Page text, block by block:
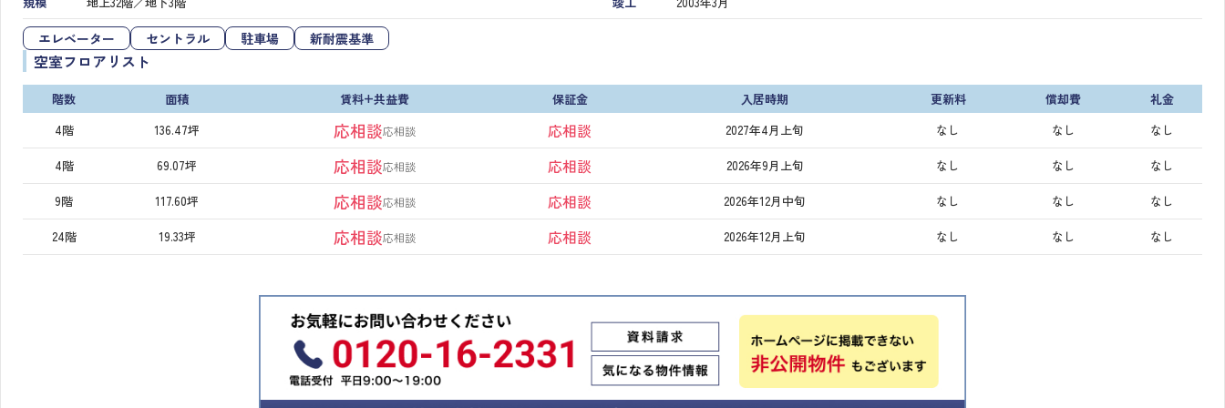
エレベーター セントラル 駐車場 新耐震基準
空室フロアリスト
階数 面積 賃料+共益費 保証金 入居時期 更新料 償却費
礼金
4階
136.47坪 応相談応相談 応相談 2027年4月上旬 なし なし なし
4階 69.07坪 応相談応相談 応相談 2026年9月上旬 なし なし なし
9階 117.60坪 応相談応相談 応相談 2026年12月中旬 なし なし なし
24階 19.33坪 応相談応相談 応相談 2026年12月上旬 なし なし なし